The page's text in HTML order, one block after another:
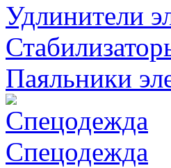
Удлинители
Паяльники
Спецодежда